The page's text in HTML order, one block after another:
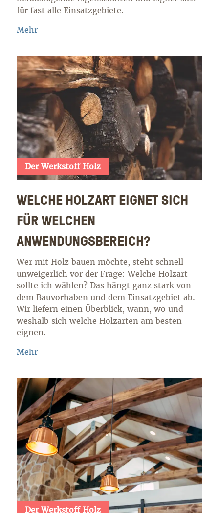
für fast alle Einsatzgebiete.
Mehr
Der Werkstoff Holz
WELCHE HOLZART EIGNET SICH
FÜR WELCHEN
ANWENDUNGSBEREICH?
Wer mit Holz bauen möchte, steht schnell
unweigerlich vor der Frage: Welche Holzart
sollte ich wählen? Das hängt ganz stark von
dem Bauvorhaben und dem Einsatzgebiet ab.
Wir liefern einen Überblick, wann, wo und
weshalb sich welche Holzarten am besten
eignen.
Mehr
Der Werkstoff Holz